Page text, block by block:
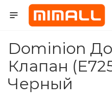
Dominion
Клапан
Черный